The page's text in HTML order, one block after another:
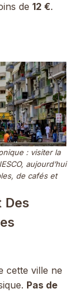
de 12 €.
: visiter la
aujourd’hui
de cafés et
Des
cette ville ne
Pas de